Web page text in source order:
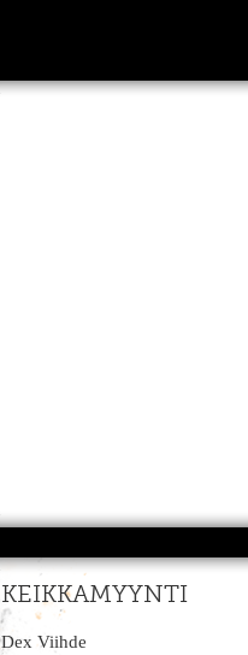
KEIKKAMYYNTI
Dex Viihde